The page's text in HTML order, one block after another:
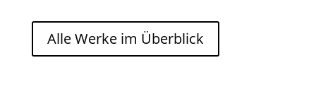
Alle Werke im Überblick